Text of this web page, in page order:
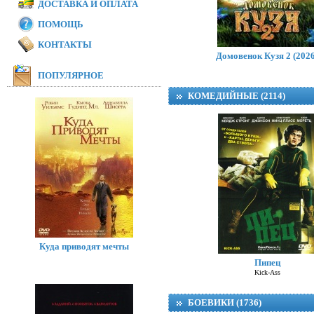
Домовенок Кузя 2
КОМЕДИЙНЫЕ (2114)
Пипец
Kick-Ass
БОЕВИКИ (1736)
ДОСТАВКА И ОПЛАТА
ПОМОЩЬ
КОНТАКТЫ
ПОПУЛЯРНОЕ
Куда приводят мечты